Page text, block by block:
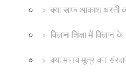
क्या साफ आकाश धरती
विज्ञान शिक्षा में
क्या मानव मूत्र वन